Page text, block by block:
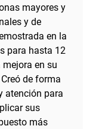
mayores y
y de
en la
para hasta 12
en su
de forma
atención para
sus
más